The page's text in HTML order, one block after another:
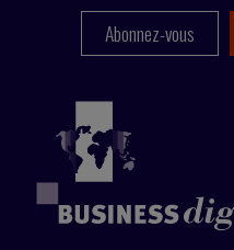
Abonnez-vous